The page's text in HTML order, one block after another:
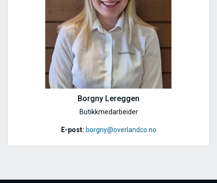
Borgny Lereggen
Butikkmedarbeider
E-post: borgny@overlandco.no